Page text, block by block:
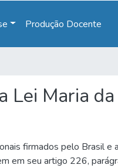
Produção Docente
Lei Maria
firmados pelo Brasil e
em seu artigo 226,